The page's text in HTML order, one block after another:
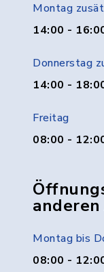
Montag
14:00 -
Donnerstag
14:00 -
Freitag
08:00 -
Montag bis
08:00 -